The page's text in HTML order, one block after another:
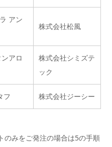
アン
株式会社松風
アロ
株式会社シミズテ
ック
フ 株式会社ジーシー
のみをご発注の場合は5の手順